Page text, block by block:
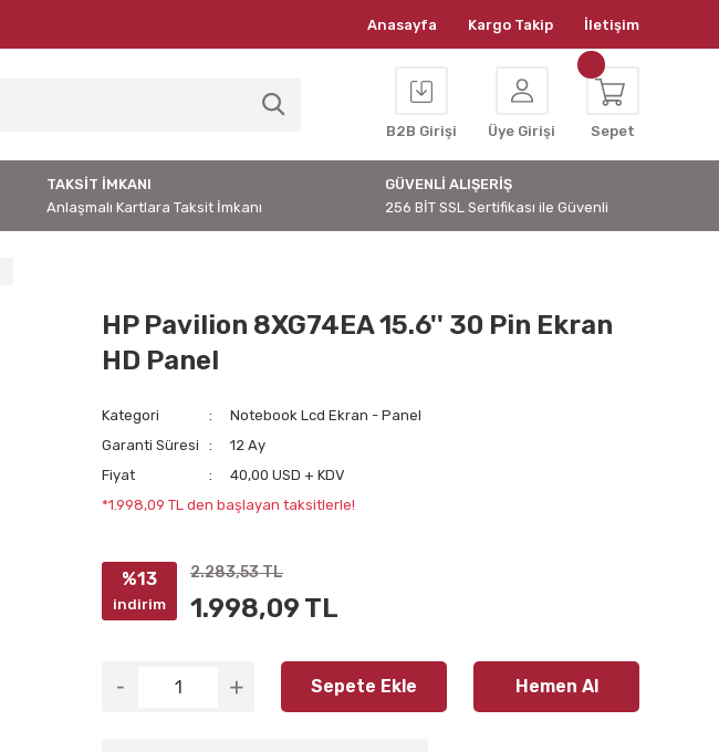
Anasayfa Kargo Takip İletişim
B2B Girişi Üye Girişi Sepet
TAKSİT İMKANI
Anlaşmalı Kartlara Taksit İmkanı
GÜVENLİ ALIŞERİŞ
256 BİT SSL Sertifikası ile Güvenli
HP Pavilion 8XG74EA 15.6'' 30 Pin Ekran
HD Panel
Kategori
Notebook Lcd Ekran - Panel
Garanti Süresi
12 Ay
Fiyat
40,00 USD + KDV
*1.998,09 TL den başlayan taksitlerle!
%13
indirim
2.283,53 TL
1.998,09 TL
Sepete Ekle Hemen Al